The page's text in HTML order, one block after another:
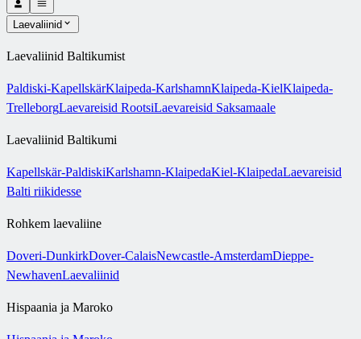
Laevaliinid
Laevaliinid Baltikumist
Paldiski-KapellskärKlaipeda-KarlshamnKlaipeda-KielKlaipeda-
TrelleborgLaevareisid RootsiLaevareisid Saksamaale
Laevaliinid Baltikumi
Kapellskär-PaldiskiKarlshamn-KlaipedaKiel-KlaipedaLaevareisid
Balti riikidesse
Rohkem laevaliine
Doveri-DunkirkDover-CalaisNewcastle-AmsterdamDieppe-
NewhavenLaevaliinid
Hispaania ja Maroko